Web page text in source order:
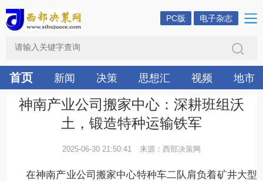
PC版 电子杂志
首页 新闻 决策 思想汇 视频 地市
神南产业公司搬家中心：深耕班组沃
土，锻造特种运输铁军
2025-06-30 21:50:41 来源：西部决策网
在神南产业公司搬家中心特种车二队肩负着矿井大型